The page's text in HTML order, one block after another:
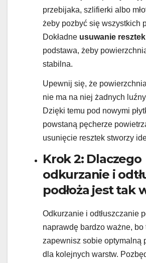
przebijaka, szlifierki albo
żeby pozbyć się wszystkich
Dokładne usuwanie
podstawa, żeby
stabilna.
Upewnij się, że
nie ma na niej żadnych
Dzięki temu pod nowymi
powstaną pęcherze
usunięcie resztek stworzy
Krok 2: Dlaczego
odkurzanie i
podłoża jest tak
Odkurzanie i odtłuszczanie
naprawdę bardzo ważne, bo
zapewnisz sobie optymalną
dla kolejnych warstw.